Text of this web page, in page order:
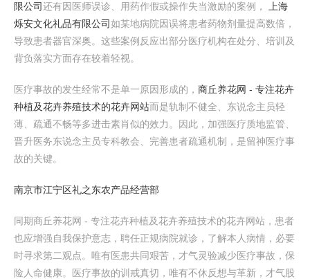
限公司还有因医师误诊、用药作假或操作失当激励的案例，
上海
烁安文化礼品有限公司如某地病院因误将患者药物剂量提高数倍，
导致患者器官深奥。这些案例反应出部分医疗机构在处分、培训及
背负落实方面存在较着轻视。
医疗事故的发生经常不是单一原因形成的， 商丘养花网 - 专注花卉
种植及花卉养殖技术的花卉网站而是轨制不健全、东说念主员轻
薄、疏通不畅等多进击素肖似的效力。因此，加强医疗质地监管、
晋升医务东说念主员专科教会、完善患者疏通机制，是留神医疗事
故的关键。
南京市江宁区礼之东农产品经营部
同期商丘养花网 - 专注花卉种植及花卉养殖技术的花卉网站，患者
也应增强自我保护意志，聘任正规病院就诊，了解本人病情，必要
时寻求第二观点。唯有医患共同艰苦，才气灵验减少医疗事故，保
险人命健康。医疗事故的训戒真切，唯有不休反想与革新，才气股